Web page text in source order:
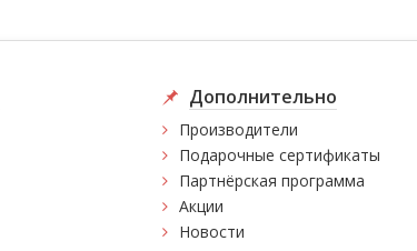
Дополнительно
Производители
Подарочные сертификаты
Партнёрская программа
Акции
Новости